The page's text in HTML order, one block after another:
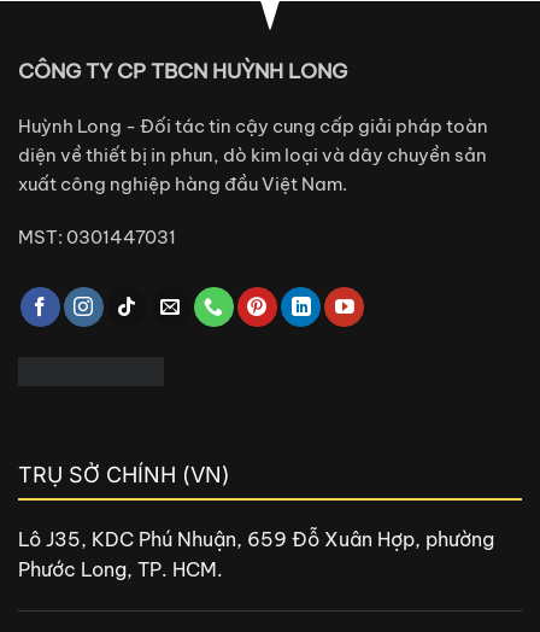
CÔNG TY CP TBCN HUỲNH LONG
Huỳnh Long - Đối tác tin cậy cung cấp giải pháp toàn
diện về thiết bị in phun, dò kim loại và dây chuyền sản
xuất công nghiệp hàng đầu Việt Nam.
MST: 0301447031
TRỤ SỞ CHÍNH (VN)
Lô J35, KDC Phú Nhuận, 659 Đỗ Xuân Hợp, phường
Phước Long, TP. HCM.